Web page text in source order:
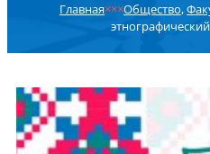
ОБ УНИВЕРСИТЕТЕ
НОВОСТИ
РЕЗУЛЬТАТ
Главная×××Общество,